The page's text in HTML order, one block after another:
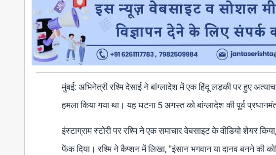
मुंबई: अभिनेत्री रश्मि देसाई ने बांग्लादेश में एक हिंदू लड़की पर हुए
हमला किया गया था। यह घटना 5 अगस्त को बांग्लादेश की पूर्व
इंस्टाग्राम स्टोरी पर रश्मि ने एक समाचार वेबसाइट के वीडियो शेयर
फेंक दिया। रश्मि ने कैप्शन में लिखा, "इंसान भगवान या दानव बनने की